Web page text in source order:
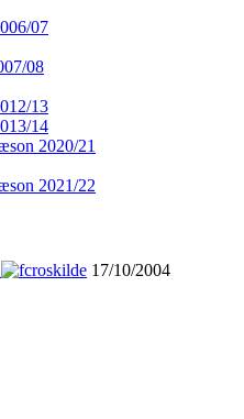
07
08
13
14
2020/21
2021/22
17/10/2004